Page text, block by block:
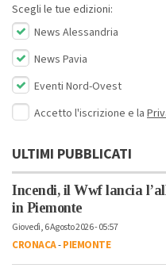
Scegli le tue edizioni:
News Alessandria
News Pavia
Eventi Nord-Ovest
Accetto l'iscrizione e la
ULTIMI PUBBLICATI
Incendi, il Wwf lancia
in Piemonte
Giovedì, 6 Agosto 2026 - 05:57
CRONACA-PIEMONTE